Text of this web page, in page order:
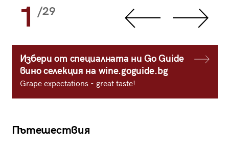
1 /29
Избери от специалната ни Go Guide
вино селекция на wine.goguide.bg
Grape expectations - great taste!
Пътешествия